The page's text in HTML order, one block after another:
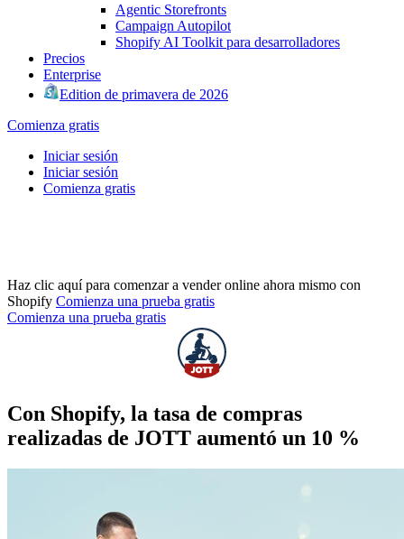
Agentic Storefronts
Campaign Autopilot
Shopify AI Toolkit para desarrolladores
Precios
Enterprise
Edition de primavera de 2026
Comienza gratis
Iniciar sesión
Iniciar sesión
Comienza gratis
Haz clic aquí para comenzar a vender online ahora mismo con
Shopify Comienza una prueba gratis
Comienza una prueba gratis
Con Shopify, la tasa de compras
realizadas de JOTT aumentó un 10 %